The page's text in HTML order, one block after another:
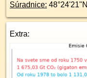
Súradnice: 48°24'21"N
Extra: